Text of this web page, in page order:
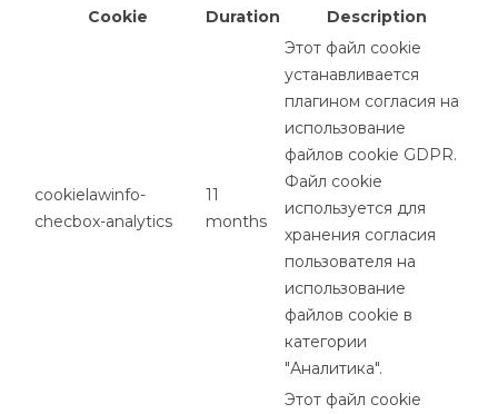
Cookie
Duration Description
cookielawinfo-
checbox-analytics
11
months
Этот файл cookie
устанавливается
плагином согласия на
использование
файлов cookie GDPR.
Файл cookie
используется для
хранения согласия
пользователя на
использование
файлов cookie в
категории
"Аналитика".
Этот файл cookie